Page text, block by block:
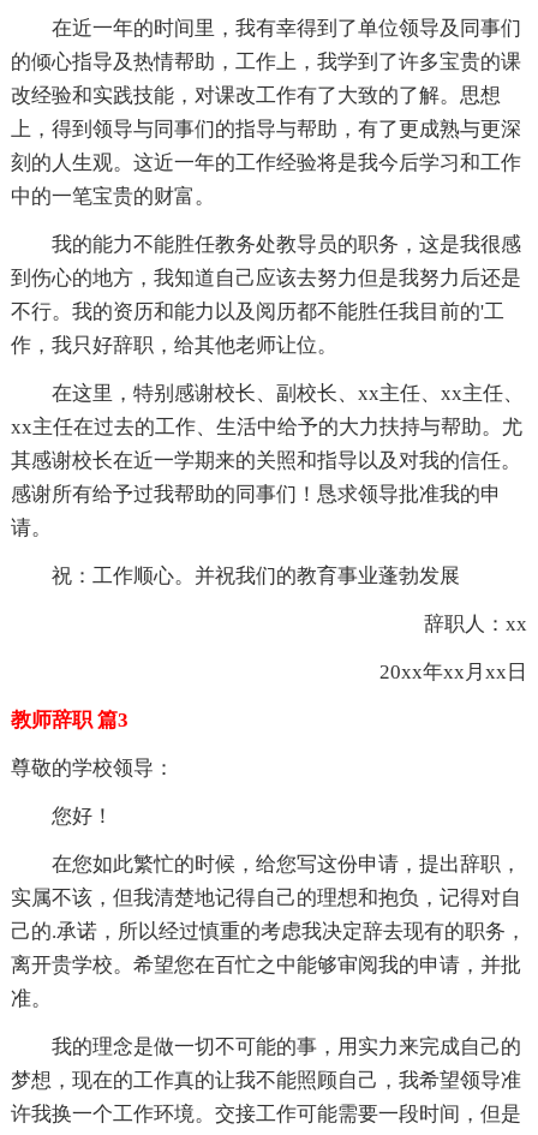
在近一年的时间里，我有幸得到了单位领导及同事们
的倾心指导及热情帮助，工作上，我学到了许多宝贵的课
改经验和实践技能，对课改工作有了大致的了解。思想
上，得到领导与同事们的指导与帮助，有了更成熟与更深
刻的人生观。这近一年的工作经验将是我今后学习和工作
中的一笔宝贵的财富。
我的能力不能胜任教务处教导员的职务，这是我很感
到伤心的地方，我知道自己应该去努力但是我努力后还是
不行。我的资历和能力以及阅历都不能胜任我目前的'工
作，我只好辞职，给其他老师让位。
在这里，特别感谢校长、副校长、xx主任、xx主任、
xx主任在过去的工作、生活中给予的大力扶持与帮助。尤
其感谢校长在近一学期来的关照和指导以及对我的信任。
感谢所有给予过我帮助的同事们！恳求领导批准我的申
请。
祝：工作顺心。并祝我们的教育事业蓬勃发展
辞职人：xx
20xx年xx月xx日
教师辞职 篇3
尊敬的学校领导：
您好！
在您如此繁忙的时候，给您写这份申请，提出辞职，
实属不该，但我清楚地记得自己的理想和抱负，记得对自
己的.承诺，所以经过慎重的考虑我决定辞去现有的职务，
离开贵学校。希望您在百忙之中能够审阅我的申请，并批
准。
我的理念是做一切不可能的事，用实力来完成自己的
梦想，现在的工作真的让我不能照顾自己，我希望领导准
许我换一个工作环境。交接工作可能需要一段时间，但是